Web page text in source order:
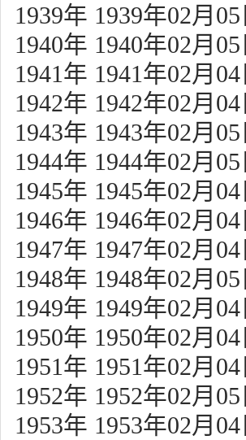
1939年 1939年02月
1940年 1940年02月
1941年 1941年02月
1942年 1942年02月
1943年 1943年02月
1944年 1944年02月
1945年 1945年02月
1946年 1946年02月
1947年 1947年02月
1948年 1948年02月
1949年 1949年02月
1950年 1950年02月
1951年 1951年02月
1952年 1952年02月
1953年 1953年02月